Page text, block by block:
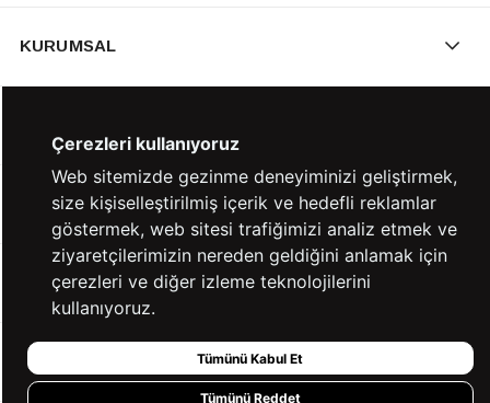
KURUMSAL
YARDIM
BİZE ULAŞIN
HIZLI ERİŞİM
Çerezleri kullanıyoruz
Web sitemizde gezinme deneyiminizi geliştirmek,
size kişiselleştirilmiş içerik ve hedefli reklamlar
göstermek, web sitesi trafiğimizi analiz etmek ve
ziyaretçilerimizin nereden geldiğini anlamak için
çerezleri ve diğer izleme teknolojilerini
kullanıyoruz.
Tümünü Kabul Et
Tümünü Reddet